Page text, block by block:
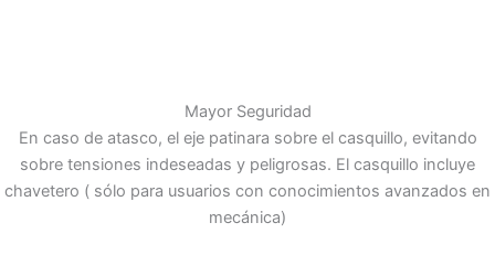
Mayor Seguridad
En caso de atasco, el eje patinara sobre el casquillo, evitando
sobre tensiones indeseadas y peligrosas. El casquillo incluye
chavetero ( sólo para usuarios con conocimientos avanzados en
mecánica)